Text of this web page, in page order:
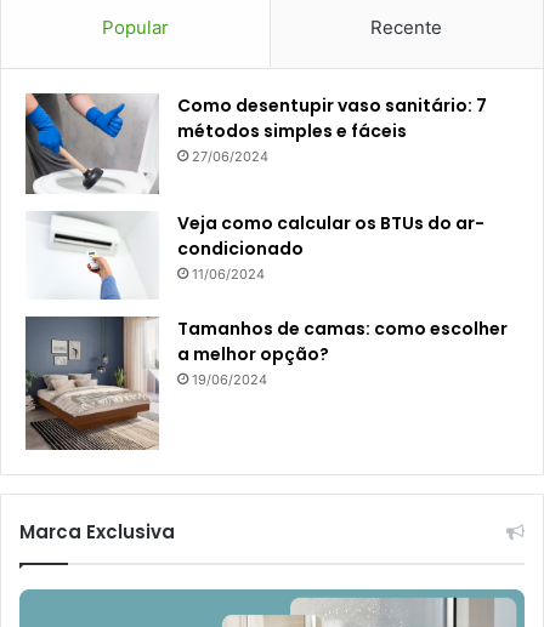
Popular Recente
Como desentupir vaso sanitário: 7
métodos simples e fáceis
27/06/2024
Veja como calcular os BTUs do ar-
condicionado
11/06/2024
Tamanhos de camas: como escolher
a melhor opção?
19/06/2024
Marca Exclusiva